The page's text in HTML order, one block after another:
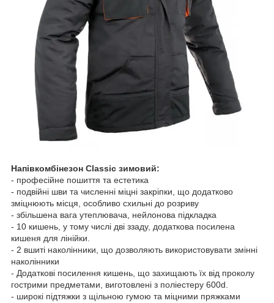
Напівкомбінезон Classic зимовий:
- професійне пошиття та естетика
- подвійні шви та численні міцні закріпки, що додатково
зміцнюють місця, особливо схильні до розриву
- збільшена вага утеплювача, нейлонова підкладка
- 10 кишень, у тому числі дві ззаду, додаткова посилена
кишеня для лінійки.
- 2 вшиті наколінники, що дозволяють використовувати змінні
наколінники
- Додаткові посилення кишень, що захищають їх від проколу
гострими предметами, виготовлені з поліестеру 600d.
- широкі підтяжки з щільною гумою та міцними пряжками